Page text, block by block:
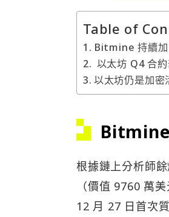
Table of
Bitmine 持續加
以太坊 Q4 合
以太坊仍是加密
Bitmine
根據鏈上分析師
（價值 9760 萬
12 月 27 日首次